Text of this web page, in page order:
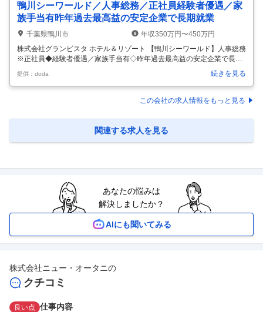
鴨川シーワールド／人事総務／正社員経験者優遇／家
族手当有昨年過去最高益の安定企業で長期就業
千葉県鴨川市
年収350万円〜450万円
株式会社グランビスタ ホテル＆リゾート 【鴨川シーワールド】人事総務
※正社員◆経験者優遇／家族手当有◇昨年過去最高益の安定企業で長期
就業 【仕事内容】 【鴨川シーワールド】人事総務※正社員◆経験者優遇
／家族手当有◇昨年過去最高益の安定企業で長期就業 【具体的な仕事内
容】 【多様なキャリアパスがあり長期就業可／フジ・メディアHDSグル
ープ／ホテル・水族館・ゴルフ場等運営】 総務・人事担当者として下記
アサインしますのでご安心ください。 ■業務詳細 ◎総務：契約書管理、
代表者等各種捺印手続、リスク管理、トラブル対応、社有車管理、社内
提供：doda 続きを見る
この会社の求人情報をもっと見る
関連する求人を見る
あなたの悩みは
解決しましたか？
AIにも聞いてみる
株式会社ニュー・オータニの
クチコミ
良い点 仕事内容